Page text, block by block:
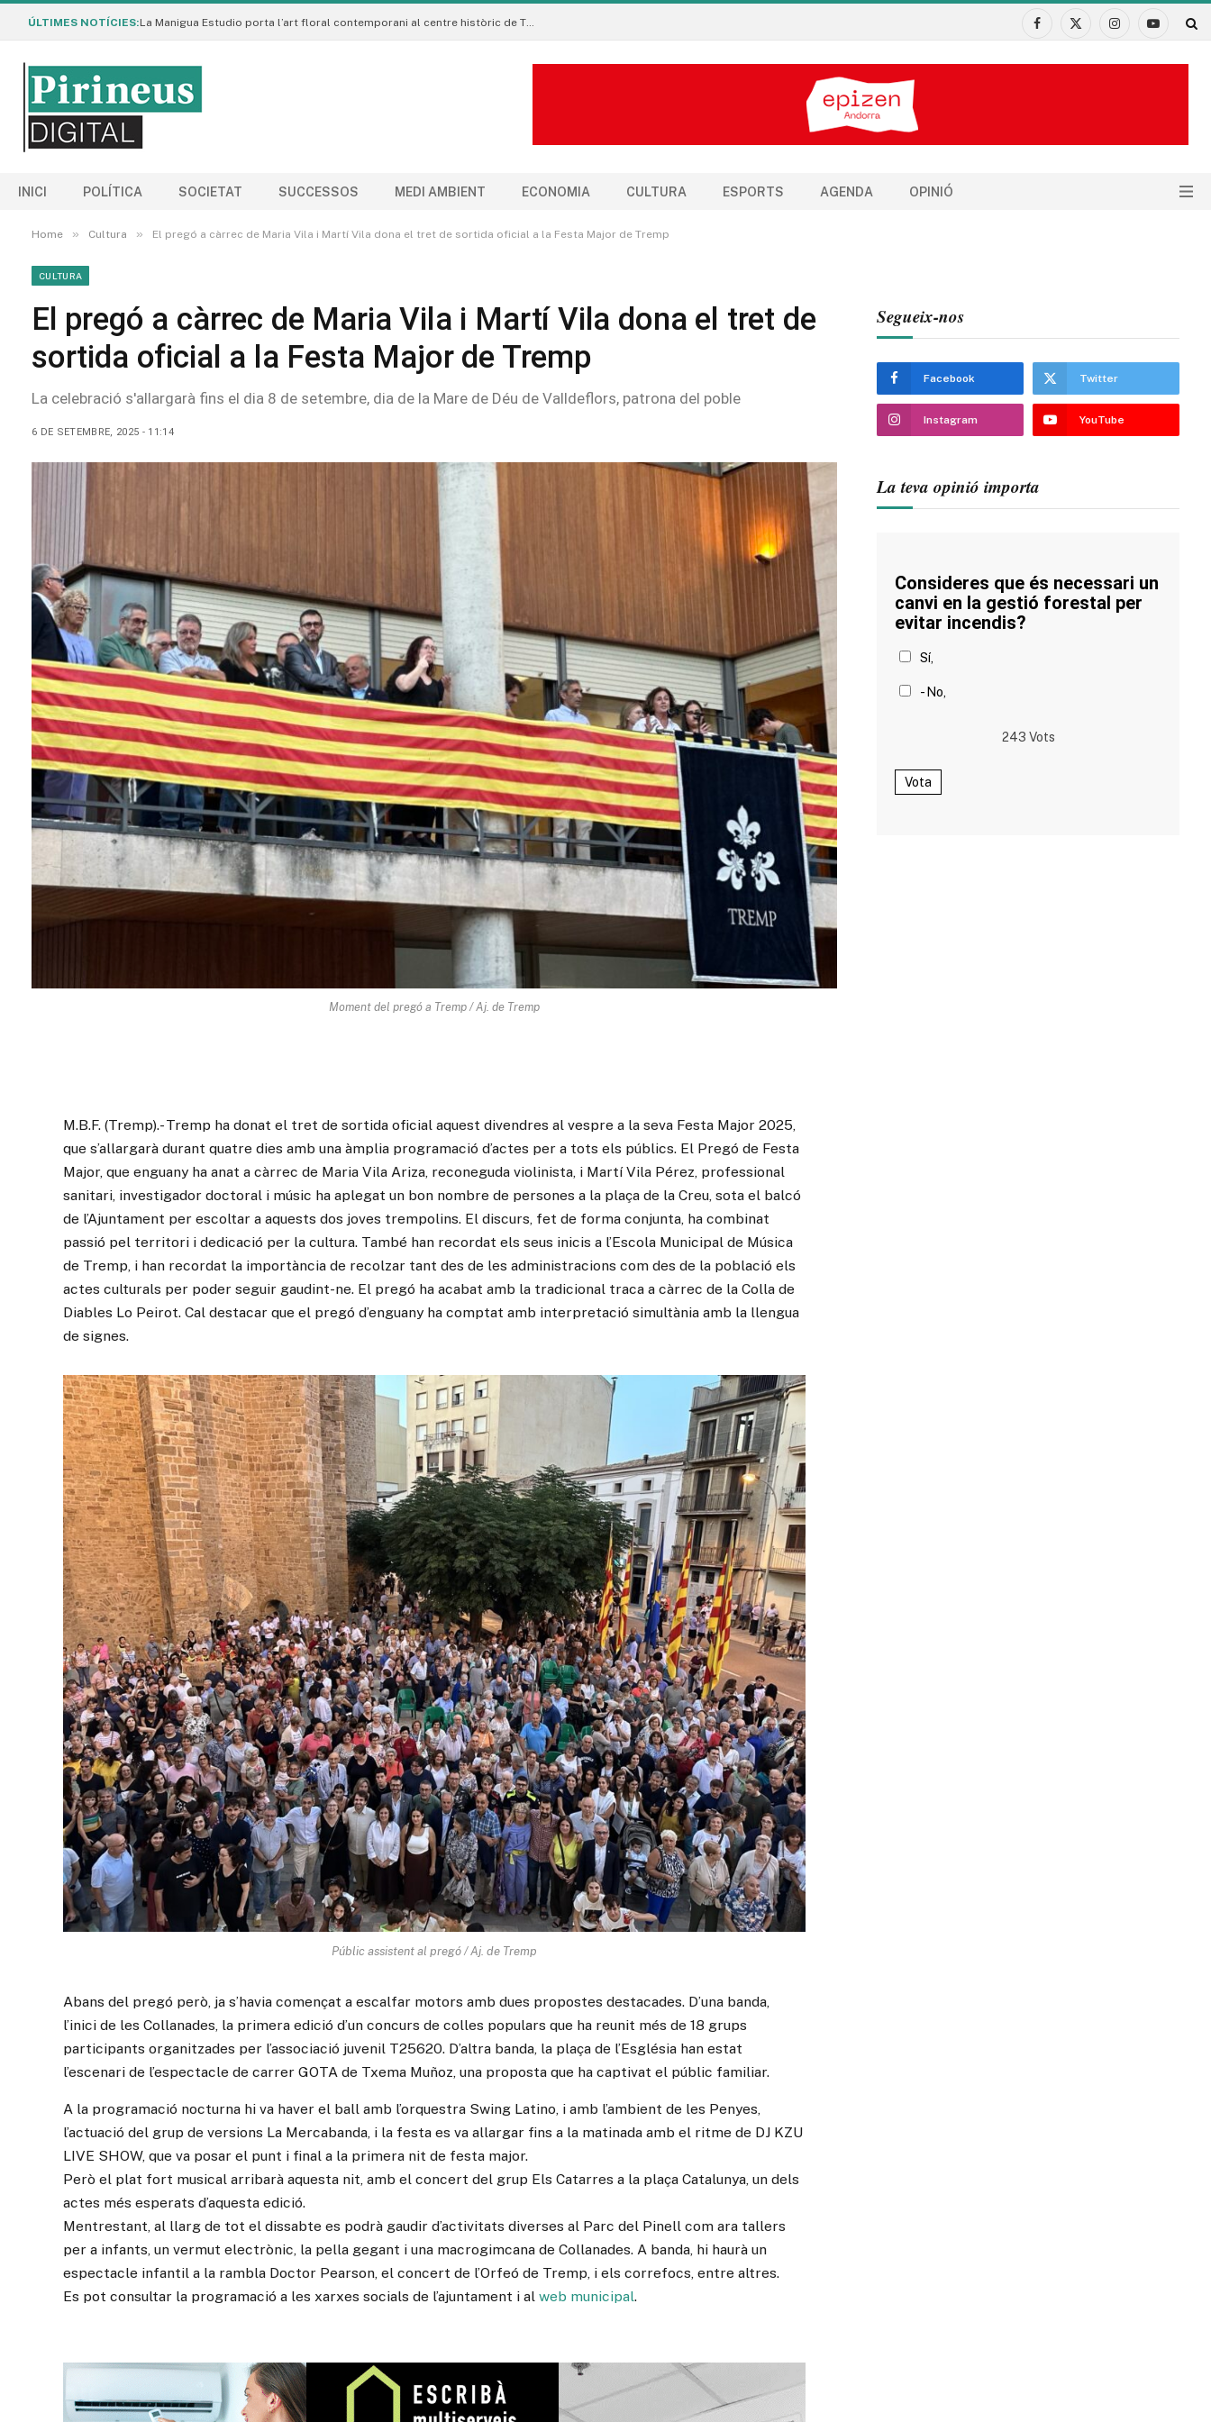
ÚLTIMES NOTÍCIES: La Manigua Estudio porta l’art floral contemporani al centre històric de Tremp
Facebook
X
InstagramYouTube
INICI POLÍTICA SOCIETAT SUCCESSOS MEDI AMBIENT ECONOMIA CULTURA ESPORTS AGENDA OPINIÓ
Home » Cultura » El pregó a càrrec de Maria Vila i Martí Vila dona el tret de sortida oficial a la Festa Major de Tremp
CULTURA
El pregó a càrrec de Maria Vila i Martí Vila dona el tret de
sortida oficial a la Festa Major de Tremp
La celebració s'allargarà fins el dia 8 de setembre, dia de la Mare de Déu de Valldeflors, patrona del poble
6 DE SETEMBRE, 2025 - 11:14
Moment del pregó a Tremp / Aj. de Tremp
M.B.F. (Tremp).- Tremp ha donat el tret de sortida oficial aquest divendres al vespre a la seva Festa Major 2025,
que s’allargarà durant quatre dies amb una àmplia programació d’actes per a tots els públics. El Pregó de Festa
Major, que enguany ha anat a càrrec de Maria Vila Ariza, reconeguda violinista, i Martí Vila Pérez, professional
sanitari, investigador doctoral i músic ha aplegat un bon nombre de persones a la plaça de la Creu, sota el balcó
de l’Ajuntament per escoltar a aquests dos joves trempolins. El discurs, fet de forma conjunta, ha combinat
passió pel territori i dedicació per la cultura. També han recordat els seus inicis a l’Escola Municipal de Música
de Tremp, i han recordat la importància de recolzar tant des de les administracions com des de la població els
actes culturals per poder seguir gaudint-ne. El pregó ha acabat amb la tradicional traca a càrrec de la Colla de
Diables Lo Peirot. Cal destacar que el pregó d’enguany ha comptat amb interpretació simultània amb la llengua
de signes.
Públic assistent al pregó / Aj. de Tremp
Abans del pregó però, ja s’havia començat a escalfar motors amb dues propostes destacades. D’una banda,
l’inici de les Collanades, la primera edició d’un concurs de colles populars que ha reunit més de 18 grups
participants organitzades per l’associació juvenil T25620. D’altra banda, la plaça de l’Església han estat
l’escenari de l’espectacle de carrer GOTA de Txema Muñoz, una proposta que ha captivat el públic familiar.
A la programació nocturna hi va haver el ball amb l’orquestra Swing Latino, i amb l’ambient de les Penyes,
l’actuació del grup de versions La Mercabanda, i la festa es va allargar fins a la matinada amb el ritme de DJ KZU
LIVE SHOW, que va posar el punt i final a la primera nit de festa major.
Però el plat fort musical arribarà aquesta nit, amb el concert del grup Els Catarres a la plaça Catalunya, un dels
actes més esperats d’aquesta edició.
Mentrestant, al llarg de tot el dissabte es podrà gaudir d’activitats diverses al Parc del Pinell com ara tallers
per a infants, un vermut electrònic, la pella gegant i una macrogimcana de Collanades. A banda, hi haurà un
espectacle infantil a la rambla Doctor Pearson, el concert de l’Orfeó de Tremp, i els correfocs, entre altres.
Es pot consultar la programació a les xarxes socials de l’ajuntament i alweb municipal.
Segueix-nos
Facebook Twitter
Instagram YouTube
La teva opinió importa
Consideres que és necessari un
canvi en la gestió forestal per
evitar incendis?
Sí,
- No,
243 Vots
Vota